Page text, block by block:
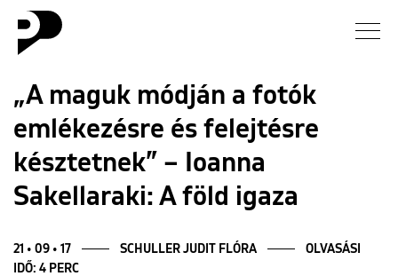
Hírek
Galéria
„A maguk módján a fotók
emlékezésre és felejtésre
késztetnek” – Ioanna
Sakellaraki: A föld igaza
21 • 09 • 17 SCHULLER JUDIT FLÓRA
OLVASÁSI
IDŐ: 4 PERC